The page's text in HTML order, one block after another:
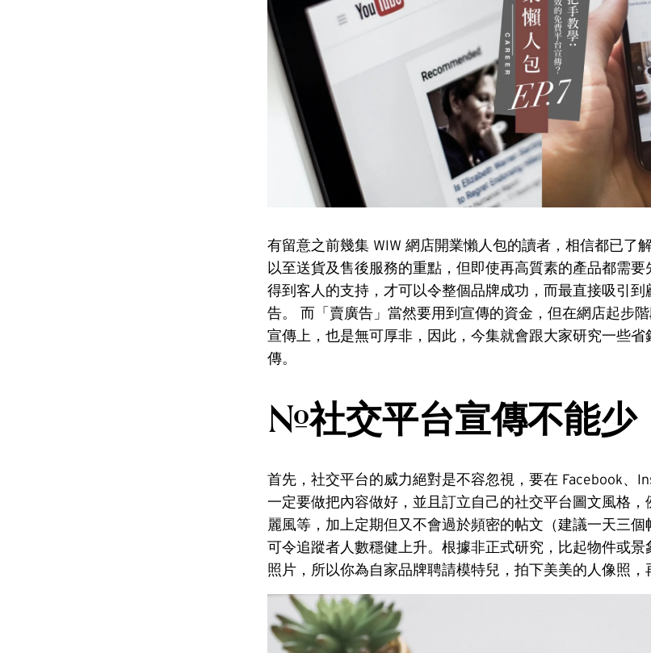
有留意之前幾集 WIW 網店開業懶人包的讀者，相信都已了
以至送貨及售後服務的重點，但即使再高質素的產品都需
得到客人的支持，才可以令整個品牌成功，而最直接吸引
告。 而「賣廣告」當然要用到宣傳的資金，但在網店起步
宣傳上，也是無可厚非，因此，今集就會跟大家研究一些省
傳。
#社交平台宣傳不能少
首先，社交平台的威力絕對是不容忽視，要在 Facebook、
一定要做把內容做好，並且訂立自己的社交平台圖文風格
麗風等，加上定期但又不會過於頻密的帖文（建議一天三
可令追蹤者人數穩健上升。根據非正式研究，比起物件或
照片，所以你為自家品牌聘請模特兒，拍下美美的人像照，